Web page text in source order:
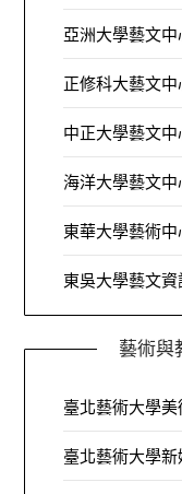
亞洲大學藝文中
正修科大藝文中
中正大學藝文中
海洋大學藝文中
東華大學藝術中
東吳大學藝文資
藝術與
臺北藝術大學
臺北藝術大學